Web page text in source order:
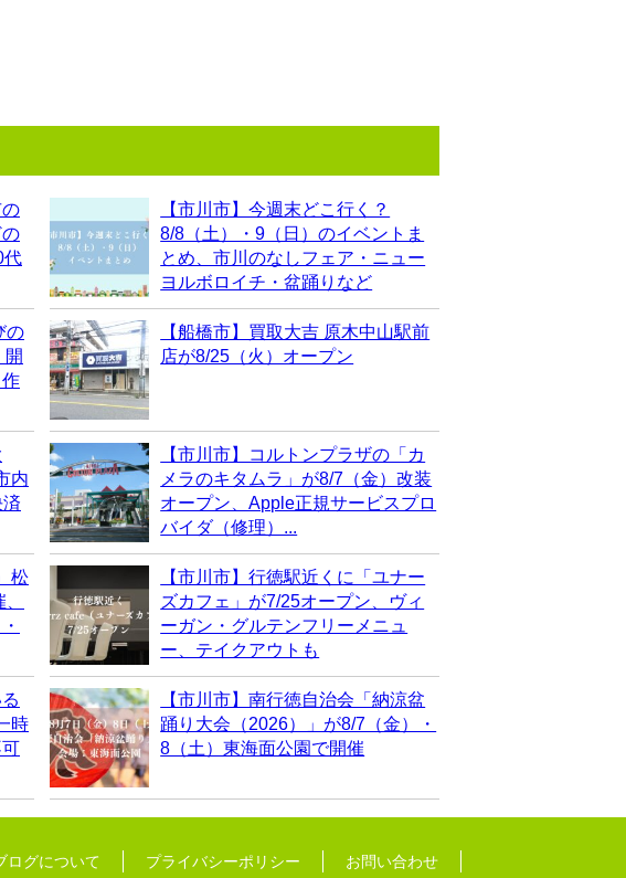
代
【市川市】今週末どこ行く？
8/8（土）・9（日）のイベントま
とめ、市川のなしフェア・ニュー
ヨルボロイチ・盆踊りなど
の
開
【船橋市】買取大吉 原木中山駅前
店が8/25（火）オープン
内
【市川市】コルトンプラザの「カ
メラのキタムラ」が8/7（金）改装
オープン、Apple正規サービスプロ
バイダ（修理）...
松
【市川市】行徳駅近くに「ユナー
ズカフェ」が7/25オープン、ヴィ
ーガン・グルテンフリーメニュ
ー、テイクアウトも
時
【市川市】南行徳自治会「納涼盆
踊り大会（2026）」が8/7（金）・
8（土）東海面公園で開催
ログについて プライバシーポリシー お問い合わせ